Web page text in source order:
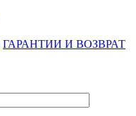
ГАРАНТИИ И ВОЗВРАТ